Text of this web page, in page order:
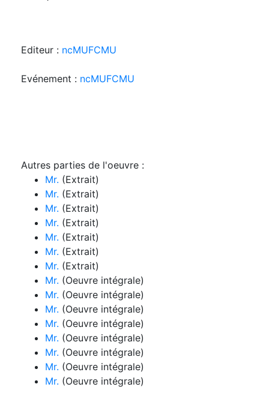
Editeur : ncMUFCMU
Evénement : ncMUFCMU
Autres parties de l'oeuvre :
Mr. (Extrait)
Mr. (Extrait)
Mr. (Extrait)
Mr. (Extrait)
Mr. (Extrait)
Mr. (Extrait)
Mr. (Extrait)
Mr. (Oeuvre intégrale)
Mr. (Oeuvre intégrale)
Mr. (Oeuvre intégrale)
Mr. (Oeuvre intégrale)
Mr. (Oeuvre intégrale)
Mr. (Oeuvre intégrale)
Mr. (Oeuvre intégrale)
Mr. (Oeuvre intégrale)